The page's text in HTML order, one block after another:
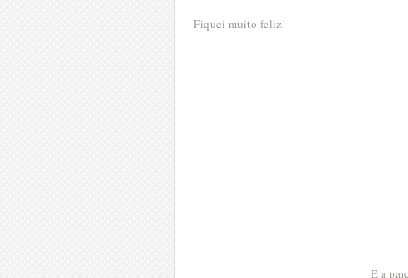
Fiquei muito feliz!
E a